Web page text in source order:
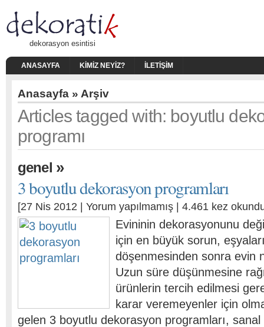
dekorasyon esintisi
ANASAYFA KIMIZ NEYIZ? İLETIŞIM
Anasayfa » Arşiv
Articles tagged with: boyutlu
programı
genel »
3 boyutlu dekorasyon programları
[27 Nis 2012 | Yorum yapılmamış | 4.461 kez
Evininin dekorasyonunu
için en büyük sorun,
döşenmesinden sonra evin
Uzun süre düşünmesine
ürünlerin tercih edilmesi
karar veremeyenler için
gelen 3 boyutlu dekorasyon programları,